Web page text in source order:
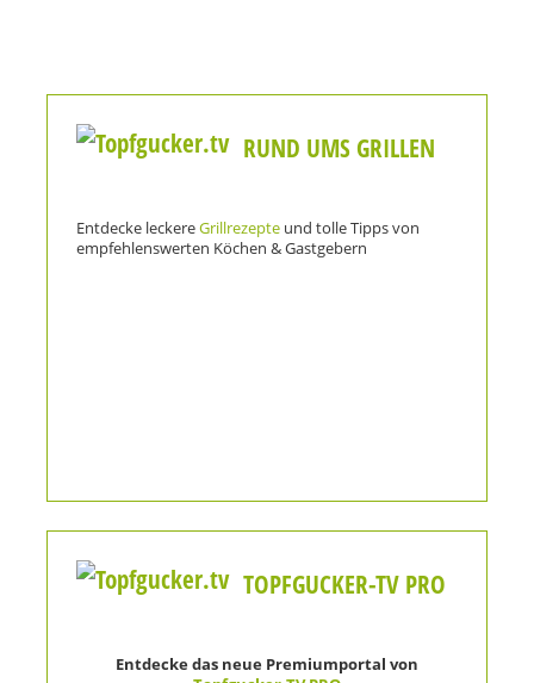
RUND UMS GRILLEN
Entdecke leckereGrillrezepte und tolle Tipps von
empfehlenswerten Köchen & Gastgebern
TOPFGUCKER-TV PRO
Entdecke das neue Premiumportal von